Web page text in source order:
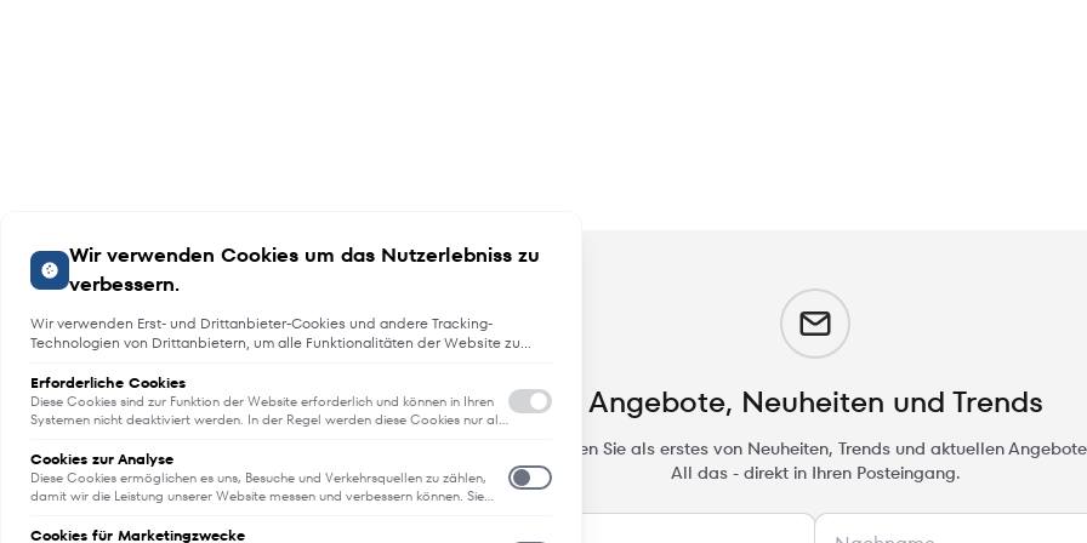
Wir verwenden Cookies um das Nutzerlebniss zu
verbessern.
Wir verwenden Erst- und Drittanbieter-Cookies und andere Tracking-
Technologien von Drittanbietern, um alle Funktionalitäten der Website zu
und personalisierte Werbung über unsere Websites, Apps und Newsletter im
Internet und über Social-Media-Plattformen bereitzustellen. Zu diesem
Zweck erfassen wir Informationen zum Benutzer, dem Browsing-Verhalten
Erforderliche Cookies
Diese Cookies sind zur Funktion der Website erforderlich und können in Ihren
Systemen nicht deaktiviert werden. In der Regel werden diese Cookies nur als
Dienstanforderung entsprechen, wie etwa dem Festlegen Ihrer
Datenschutzeinstellungen, dem Anmelden oder dem Ausfüllen von
Formularen. Sie können Ihren Browser so einstellen, dass diese Cookies
der Website funktionieren dann aber nicht. Diese Cookies speichern keine
Cookies zur Analyse
Diese Cookies ermöglichen es uns, Besuche und Verkehrsquellen zu zählen,
damit wir die Leistung unserer Website messen und verbessern können. Sie
beliebtesten sind, welche am wenigsten genutzt werden und wie sich
Cookies für Marketingzwecke
Angebote, Neuheiten und Trends
Erfahren Sie als erstes von Neuheiten, Trends und aktuellen
All das - direkt in Ihren Posteingang.